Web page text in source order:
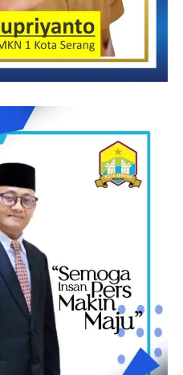
desa dan warga
desa Pone seperti
lebih baik serta dapat
sewajarnya saya selaku
yang sama, bahwa
berkembang dan berjalan ke
dibangun dan berimbas
desa,” tutup Kades
awak media ini.